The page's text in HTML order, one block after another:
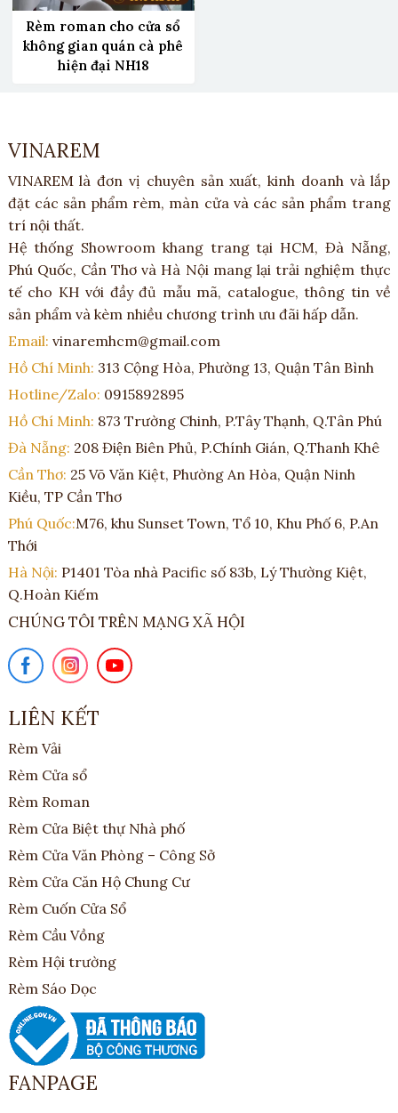
Rèm roman cho cửa sổ
không gian quán cà phê
hiện đại NH18
VINAREM
VINAREM là đơn vị chuyên sản xuất, kinh doanh và lắp
đặt các sản phẩm rèm, màn cửa và các sản phẩm trang
trí nội thất.
Hệ thống Showroom khang trang tại HCM, Đà Nẵng,
Phú Quốc, Cần Thơ và Hà Nội mang lại trải nghiệm thực
tế cho KH với đầy đủ mẫu mã, catalogue, thông tin về
sản phẩm và kèm nhiều chương trình ưu đãi hấp dẫn.
Email: vinaremhcm@gmail.com
Hồ Chí Minh: 313 Cộng Hòa, Phường 13, Quận Tân Bình
Hotline/Zalo: 0915892895
Hồ Chí Minh: 873 Trường Chinh, P.Tây Thạnh, Q.Tân Phú
Đà Nẵng: 208 Điện Biên Phủ, P.Chính Gián, Q.Thanh Khê
Cần Thơ: 25 Võ Văn Kiệt, Phường An Hòa, Quận Ninh
Kiều, TP Cần Thơ
Phú Quốc:M76, khu Sunset Town, Tổ 10, Khu Phố 6, P.An
Thới
Hà Nội: P1401 Tòa nhà Pacific số 83b, Lý Thường Kiệt,
Q.Hoàn Kiếm
CHÚNG TÔI TRÊN MẠNG XÃ HỘI
LIÊN KẾT
Rèm Vải
Rèm Cửa sổ
Rèm Roman
Rèm Cửa Biệt thự Nhà phố
Rèm Cửa Văn Phòng – Công Sở
Rèm Cửa Căn Hộ Chung Cư
Rèm Cuốn Cửa Sổ
Rèm Cầu Vồng
Rèm Hội trường
Rèm Sáo Dọc
FANPAGE